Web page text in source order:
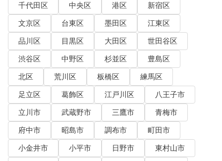
千代田区 中央区 港区
新宿区
文京区
台東区 墨田区
江東区
品川区
目黒区 大田区
世田谷区
渋谷区
中野区 杉並区
豊島区
北区
荒川区 板橋区
練馬区
足立区
葛飾区 江戸川区
八王子市
立川市
武蔵野市 三鷹市
青梅市
府中市
昭島市 調布市
町田市
小金井市
小平市 日野市
東村山市